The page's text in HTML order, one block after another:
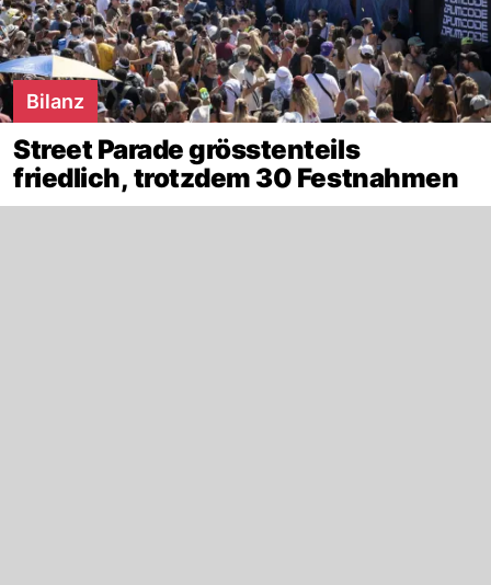
Bilanz
Street Parade grösstenteils
friedlich, trotzdem 30 Festnahmen